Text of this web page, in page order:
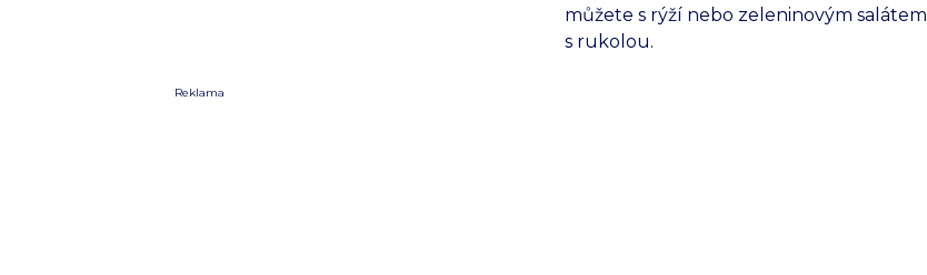
můžete s rýží nebo zeleninovým salátem
s rukolou.
Reklama